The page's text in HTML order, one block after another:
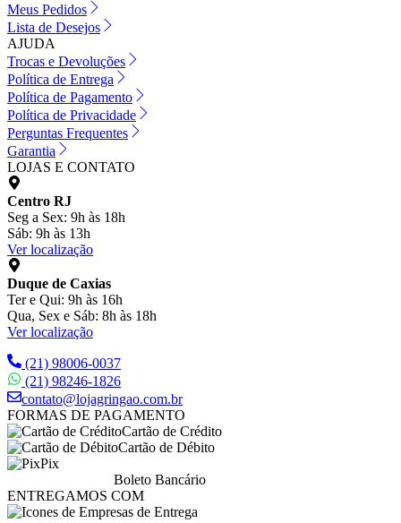
Meus Pedidos
Lista de Desejos
AJUDA
Trocas e Devoluções
Política de Entrega
Política de Pagamento
Política de Privacidade
Perguntas Frequentes
Garantia
LOJAS E CONTATO
Centro RJ
Seg a Sex: 9h às 18h
Sáb: 9h às 13h
Ver localização
Duque de Caxias
Ter e Qui: 9h às 16h
Qua, Sex e Sáb: 8h às 18h
Ver localização
(21) 98006-0037
(21) 98246-1826
contato@lojagringao.com.br
FORMAS DE PAGAMENTO
Cartão de Crédito
Cartão de Débito
Pix
Boleto Bancário
ENTREGAMOS COM